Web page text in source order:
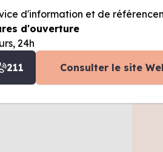
d'information et de
d'ouverture
24h
211
Consulter le site